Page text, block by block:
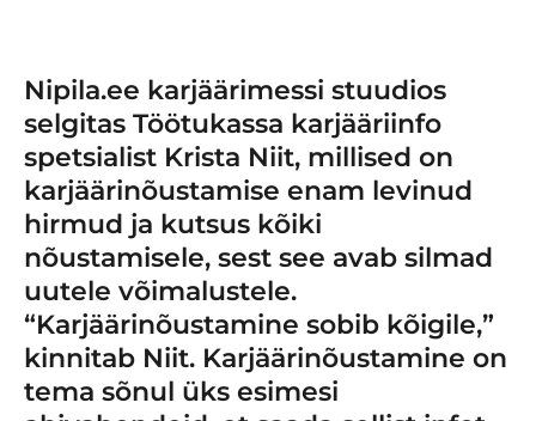
Nipila.ee karjäärimessi stuudios
selgitas Töötukassa karjääriinfo
spetsialist Krista Niit, millised on
karjäärinõustamise enam levinud
hirmud ja kutsus kõiki
nõustamisele, sest see avab silmad
uutele võimalustele.
“Karjäärinõustamine sobib kõigile,”
kinnitab Niit. Karjäärinõustamine on
tema sõnul üks esimesi